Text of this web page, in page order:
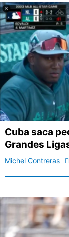
Cuba saca
Grandes
Michel Contreras